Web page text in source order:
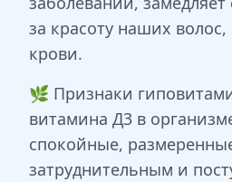
за красоту наших
крови.
🌿 Признаки
витамина Д3 в
спокойные,
затруднительным и